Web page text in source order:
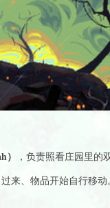
，负责照看庄园里的
来、物品开始自行移